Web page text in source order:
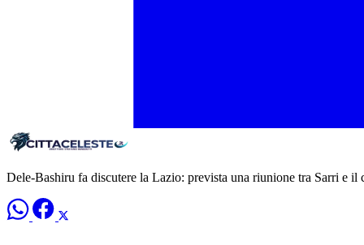
Dele-Bashiru fa discutere la Lazio: prevista una riunione tra Sarri e il